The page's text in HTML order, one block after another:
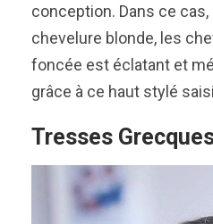
conception. Dans ce
chevelure blonde, les
foncée est éclatant et
grâce à ce haut stylé
Tresses